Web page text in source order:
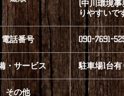
(中川環境
りやすいで
電話番号 090-7691-
・サービス 駐車場1台
その他